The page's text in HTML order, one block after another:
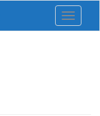
Toggle